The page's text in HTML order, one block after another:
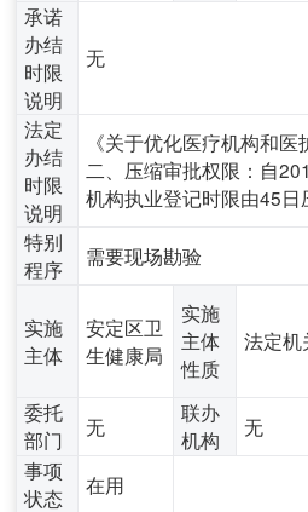
承诺
办结
时限
说明
无
法定
办结
时限
说明
《关于优化医疗机构和医
二、压缩审批权限：自
机构执业登记时限由45日
特别
程序
需要现场勘验
实施
主体
安定区卫
生健康局
实施
主体
性质
法定机
委托
部门
无
联办
机构
无
事项
状态
在用